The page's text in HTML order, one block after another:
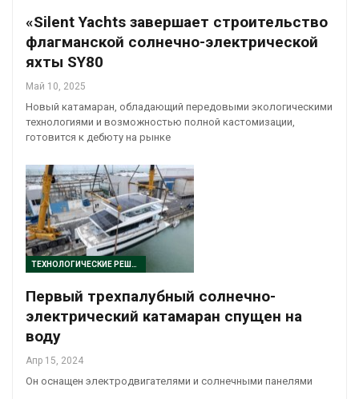
«Silent Yachts завершает строительство
флагманской солнечно-электрической
яхты SY80
Май 10, 2025
Новый катамаран, обладающий передовыми экологическими
технологиями и возможностью полной кастомизации,
готовится к дебюту на рынке
ТЕХНОЛОГИЧЕСКИЕ РЕШЕНИЯ
Первый трехпалубный солнечно-
электрический катамаран спущен на
воду
Апр 15, 2024
Он оснащен электродвигателями и солнечными панелями